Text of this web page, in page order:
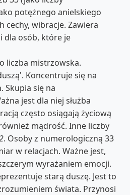
potężnego anielskiego
cechy, wibracje. Zawiera
dla osób, które je
liczba mistrzowska.
Koncentruje się na
Skupia się na
jest dla niej służba
często osiągają życiową
mądrość. Inne liczby
. Osoby z numerologiczną 33
w relacjach. Ważne jest,
wyrażaniem emocji.
starą duszę. Jest to
świata. Przynosi